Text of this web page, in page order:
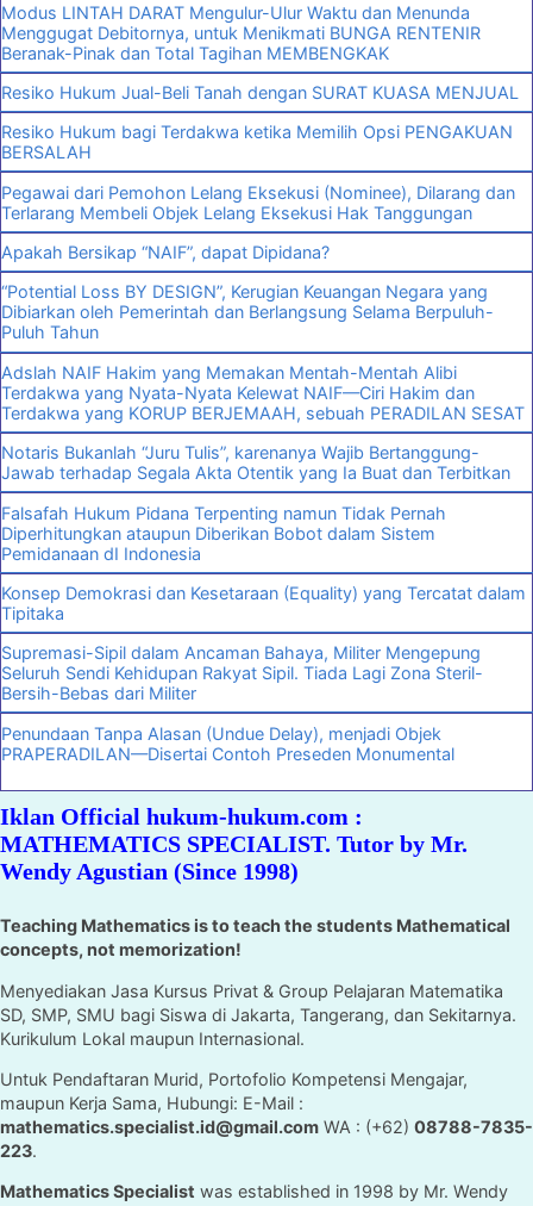
Modus LINTAH DARAT Mengulur-Ulur Waktu dan Menunda
Menggugat Debitornya, untuk Menikmati BUNGA RENTENIR
Beranak-Pinak dan Total Tagihan MEMBENGKAK
Resiko Hukum Jual-Beli Tanah dengan SURAT KUASA MENJUAL
Resiko Hukum bagi Terdakwa ketika Memilih Opsi PENGAKUAN
BERSALAH
Pegawai dari Pemohon Lelang Eksekusi (Nominee), Dilarang dan
Terlarang Membeli Objek Lelang Eksekusi Hak Tanggungan
Apakah Bersikap “NAIF”, dapat Dipidana?
“Potential Loss BY DESIGN”, Kerugian Keuangan Negara yang
Dibiarkan oleh Pemerintah dan Berlangsung Selama Berpuluh-
Puluh Tahun
Adslah NAIF Hakim yang Memakan Mentah-Mentah Alibi
Terdakwa yang Nyata-Nyata Kelewat NAIF—Ciri Hakim dan
Terdakwa yang KORUP BERJEMAAH, sebuah PERADILAN SESAT
Notaris Bukanlah “Juru Tulis”, karenanya Wajib Bertanggung-
Jawab terhadap Segala Akta Otentik yang Ia Buat dan Terbitkan
Falsafah Hukum Pidana Terpenting namun Tidak Pernah
Diperhitungkan ataupun Diberikan Bobot dalam Sistem
Pemidanaan dI Indonesia
Konsep Demokrasi dan Kesetaraan (Equality) yang Tercatat dalam
Tipitaka
Supremasi-Sipil dalam Ancaman Bahaya, Militer Mengepung
Seluruh Sendi Kehidupan Rakyat Sipil. Tiada Lagi Zona Steril-
Bersih-Bebas dari Militer
Penundaan Tanpa Alasan (Undue Delay), menjadi Objek
PRAPERADILAN—Disertai Contoh Preseden Monumental
Iklan Official hukum-hukum.com :
MATHEMATICS SPECIALIST. Tutor by Mr.
Wendy Agustian (Since 1998)
Teaching Mathematics is to teach the students Mathematical
concepts, not memorization!
Menyediakan Jasa Kursus Privat & Group Pelajaran Matematika
SD, SMP, SMU bagi Siswa di Jakarta, Tangerang, dan Sekitarnya.
Kurikulum Lokal maupun Internasional.
Untuk Pendaftaran Murid, Portofolio Kompetensi Mengajar,
maupun Kerja Sama, Hubungi: E-Mail :
mathematics.specialist.id@gmail.com WA : (+62) 08788-7835-
223.
Mathematics Specialist was established in 1998 by Mr. Wendy